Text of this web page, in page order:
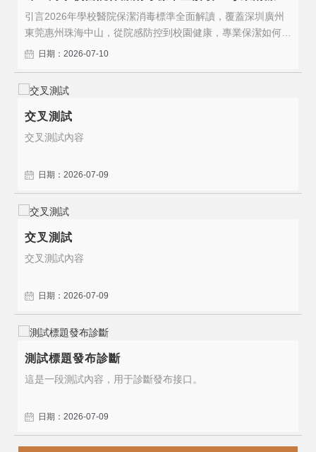
引言2026年學校醫院保潔消毒標準全面解讀，覆蓋深圳廣州
東莞惠州珠海中山，從院感防控到校園健康，專業保潔如何守
護師生患者的健康安全。2026年，隨著行業標準的持續升級
的保潔服務商比以往任何時候都更加重要。一、服務標準與核
心價值醫院保潔、學校保潔、..
日期：2026-07-10
交叉測試
交叉測試內容
日期：2026-07-09
交叉測試
交叉測試內容
日期：2026-07-09
測試標題發布診斷
這是一段測試內容，用于診斷發布接口。
日期：2026-07-09